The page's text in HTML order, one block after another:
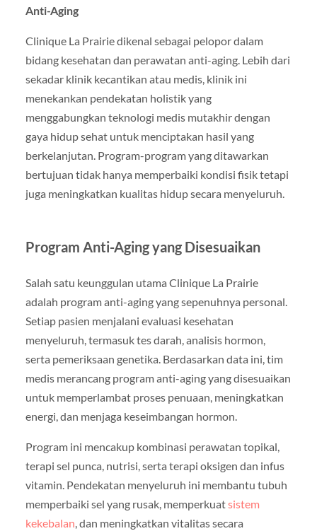
Anti-Aging
Clinique La Prairie dikenal sebagai pelopor dalam
bidang kesehatan dan perawatan anti-aging. Lebih dari
sekadar klinik kecantikan atau medis, klinik ini
menekankan pendekatan holistik yang
menggabungkan teknologi medis mutakhir dengan
gaya hidup sehat untuk menciptakan hasil yang
berkelanjutan. Program-program yang ditawarkan
bertujuan tidak hanya memperbaiki kondisi fisik tetapi
juga meningkatkan kualitas hidup secara menyeluruh.
Program Anti-Aging yang Disesuaikan
Salah satu keunggulan utama Clinique La Prairie
adalah program anti-aging yang sepenuhnya personal.
Setiap pasien menjalani evaluasi kesehatan
menyeluruh, termasuk tes darah, analisis hormon,
serta pemeriksaan genetika. Berdasarkan data ini, tim
medis merancang program anti-aging yang disesuaikan
untuk memperlambat proses penuaan, meningkatkan
energi, dan menjaga keseimbangan hormon.
Program ini mencakup kombinasi perawatan topikal,
terapi sel punca, nutrisi, serta terapi oksigen dan infus
vitamin. Pendekatan menyeluruh ini membantu tubuh
memperbaiki sel yang rusak, memperkuatsistem
kekebalan, dan meningkatkan vitalitas secara